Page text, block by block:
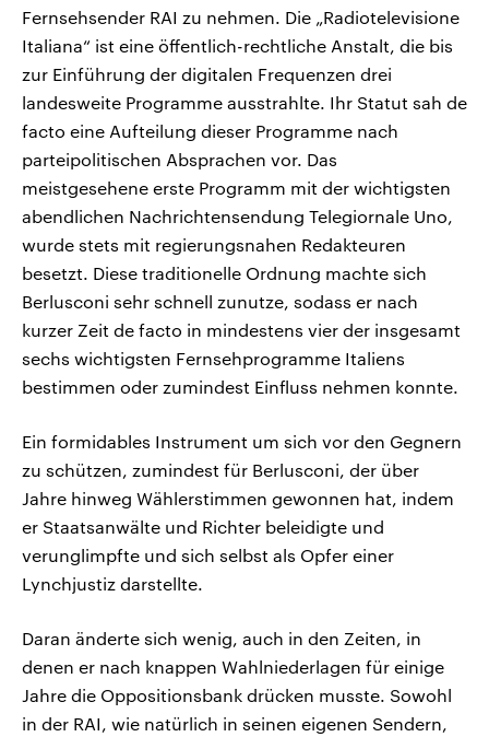
Fernsehsender RAI zu nehmen. Die „Radiotelevisione
Italiana“ ist eine öffentlich-rechtliche Anstalt, die bis
zur Einführung der digitalen Frequenzen drei
landesweite Programme ausstrahlte. Ihr Statut sah de
facto eine Aufteilung dieser Programme nach
parteipolitischen Absprachen vor. Das
meistgesehene erste Programm mit der wichtigsten
abendlichen Nachrichtensendung Telegiornale Uno,
wurde stets mit regierungsnahen Redakteuren
besetzt. Diese traditionelle Ordnung machte sich
Berlusconi sehr schnell zunutze, sodass er nach
kurzer Zeit de facto in mindestens vier der insgesamt
sechs wichtigsten Fernsehprogramme Italiens
bestimmen oder zumindest Einfluss nehmen konnte.
Ein formidables Instrument um sich vor den Gegnern
zu schützen, zumindest für Berlusconi, der über
Jahre hinweg Wählerstimmen gewonnen hat, indem
er Staatsanwälte und Richter beleidigte und
verunglimpfte und sich selbst als Opfer einer
Lynchjustiz darstellte.
Daran änderte sich wenig, auch in den Zeiten, in
denen er nach knappen Wahlniederlagen für einige
Jahre die Oppositionsbank drücken musste. Sowohl
in der RAI, wie natürlich in seinen eigenen Sendern,